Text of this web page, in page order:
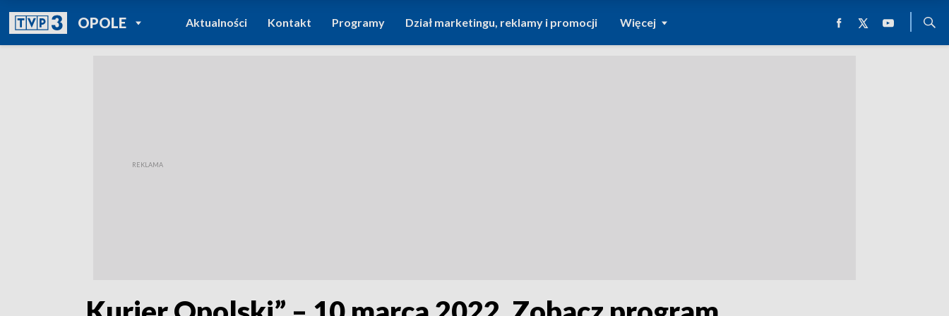
OPOLEPOWRÓT DO
TVP REGIONY
Aktualności Kontakt Programy Dział marketingu, reklamy i promocji Więcej